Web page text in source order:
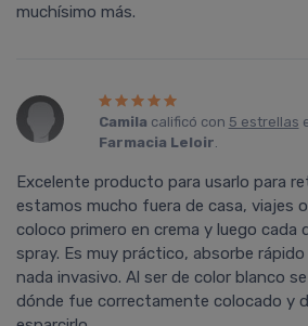
muchísimo más.
Camila calificó con 5 estrellas
Farmacia Leloir.
Excelente producto para usarlo para
estamos mucho fuera de casa, viajes
coloco primero en crema y luego cada
spray. Es muy práctico, absorbe
nada invasivo. Al ser de color blanco
dónde fue correctamente colocado y